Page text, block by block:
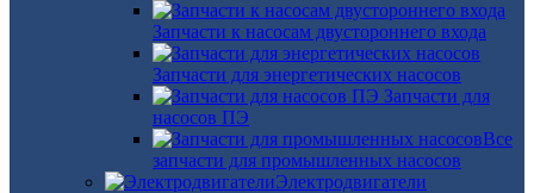
Запчасти к насосам двустороннего входа
Запчасти для энергетических насосов
Запчасти для
насосов ПЭ
Все
запчасти для промышленных насосов
Электродвигатели